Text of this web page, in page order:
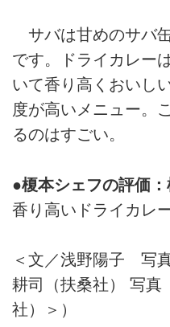
サバは甘めのサバ
です。ドライカレー
いて香り高くおいし
度が高いメニュー。
るのはすごい。
●榎本シェフの評価
香り高いドライカレ
＜文／浅野陽子 写
耕司（扶桑社） 写真
社）＞）